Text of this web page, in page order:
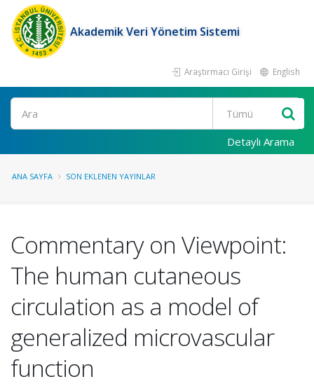
Akademik Veri Yönetim Sistemi
Araştırmacı Girişi English
Ara
Detaylı Arama
ANA SAYFA SON EKLENEN YAYINLAR
Commentary on Viewpoint:
The human cutaneous
circulation as a model of
generalized microvascular
function